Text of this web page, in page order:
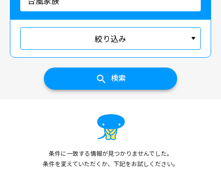
絞り込み
検索
条件に一致する情報が見つかりませんでした。
条件を変えていただくか、下記をお試しください。